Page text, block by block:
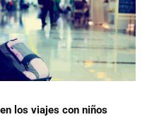
los viajes con niños